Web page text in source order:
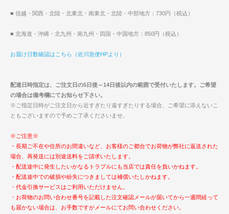
■ 信越・関西・北陸・北東北・南東北・北陸・中部地方：730円（税込）
■ 北海道・沖縄・北九州・南九州・四国・中国地方：850円（税込）
お届け日数確認はこちら（佐川急便HPより）
配達日時指定は、ご注文日の5日後～14日後以内の範囲で受付いたします。ご希望
の場合は備考欄にてお知らせ下さい。
※ご指定日時がご注文日から近すぎたり遠すぎたりする場合、ご希望に添えないこ
ともございますので予めご了承くださいませ。
※ご注意※
・長期ご不在や住所のお間違いなど、お客様のご都合でお荷物が弊社に返送された
場合、再発送には別途送料をご請求いたします。
・配送途中に発生したいかなるトラブルにも当店では責任を負いかねます。
・配送途中での破損や紛失につきましては補償いたしかねます。
・代金引換サービスはご利用いただけません。
・お荷物のお問い合わせ番号を記載した注文確認メールが届いてから一週間経って
も届かない場合は、お手数ですがメールにてお問い合わせください。